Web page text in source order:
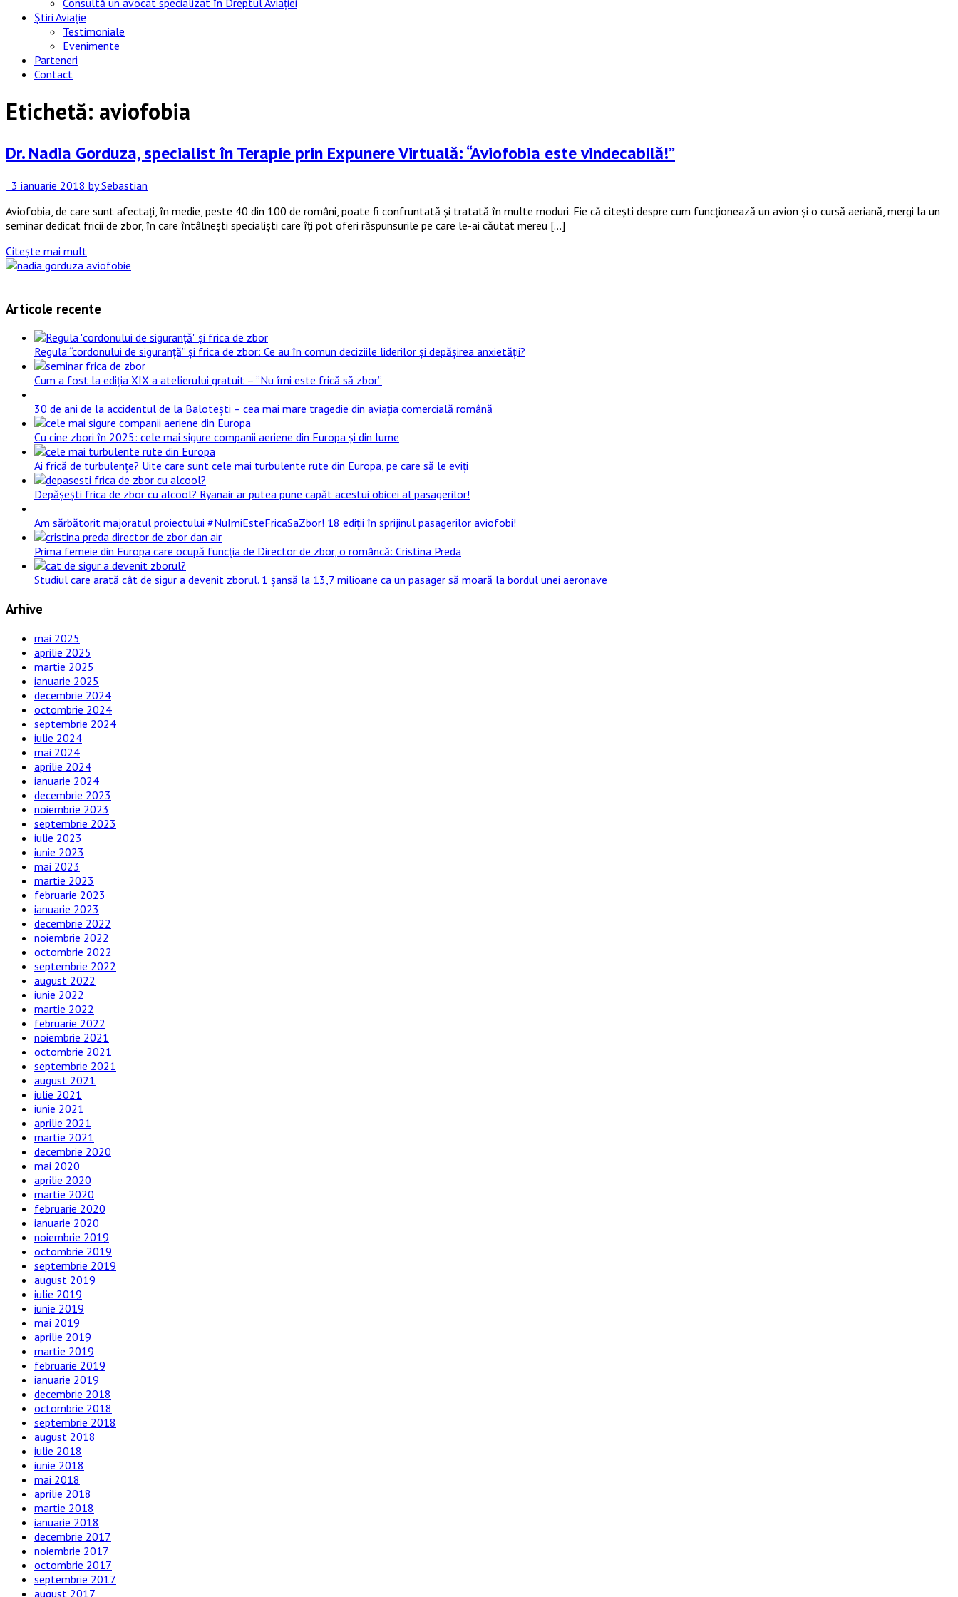
Consultă un avocat specializat în Dreptul Aviației
Știri Aviație
Testimoniale
Evenimente
Parteneri
Contact
Etichetă: aviofobia
Dr. Nadia Gorduza, specialist în Terapie prin Expunere Virtuală: “Aviofobia este vindecabilă!”
3 ianuarie 2018 by Sebastian
Aviofobia, de care sunt afectați, în medie, peste 40 din 100 de români, poate fi confruntată și tratată în multe moduri. Fie că citești despre cum funcționează un avion și o cursă aeriană, mergi la un
seminar dedicat fricii de zbor, în care întâlnești specialiști care îți pot oferi răspunsurile pe care le-ai căutat mereu […]
Citește mai mult
Articole recente
Regula “cordonului de siguranță” și frica de zbor: Ce au în comun deciziile liderilor și depășirea anxietății?
Cum a fost la ediția XIX a atelierului gratuit – ”Nu îmi este frică să zbor”
30 de ani de la accidentul de la Balotești – cea mai mare tragedie din aviația comercială română
Cu cine zbori în 2025: cele mai sigure companii aeriene din Europa și din lume
Ai frică de turbulențe? Uite care sunt cele mai turbulente rute din Europa, pe care să le eviți
Depășești frica de zbor cu alcool? Ryanair ar putea pune capăt acestui obicei al pasagerilor!
Am sărbătorit majoratul proiectului #NuImiEsteFricaSaZbor! 18 ediții în sprijinul pasagerilor aviofobi!
Prima femeie din Europa care ocupă funcția de Director de zbor, o româncă: Cristina Preda
Studiul care arată cât de sigur a devenit zborul. 1 șansă la 13,7 milioane ca un pasager să moară la bordul unei aeronave
Arhive
mai 2025
aprilie 2025
martie 2025
ianuarie 2025
decembrie 2024
octombrie 2024
septembrie 2024
iulie 2024
mai 2024
aprilie 2024
ianuarie 2024
decembrie 2023
noiembrie 2023
septembrie 2023
iulie 2023
iunie 2023
mai 2023
martie 2023
februarie 2023
ianuarie 2023
decembrie 2022
noiembrie 2022
octombrie 2022
septembrie 2022
august 2022
iunie 2022
martie 2022
februarie 2022
noiembrie 2021
octombrie 2021
septembrie 2021
august 2021
iulie 2021
iunie 2021
aprilie 2021
martie 2021
decembrie 2020
mai 2020
aprilie 2020
martie 2020
februarie 2020
ianuarie 2020
noiembrie 2019
octombrie 2019
septembrie 2019
august 2019
iulie 2019
iunie 2019
mai 2019
aprilie 2019
martie 2019
februarie 2019
ianuarie 2019
decembrie 2018
octombrie 2018
septembrie 2018
august 2018
iulie 2018
iunie 2018
mai 2018
aprilie 2018
martie 2018
ianuarie 2018
decembrie 2017
noiembrie 2017
octombrie 2017
septembrie 2017
august 2017